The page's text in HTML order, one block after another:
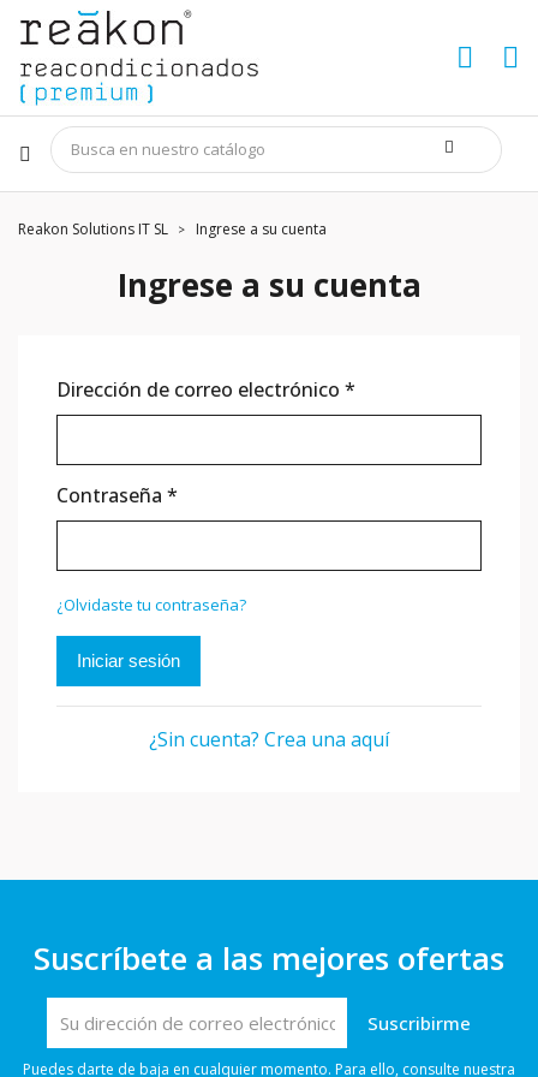
Reakon Solutions IT SL Ingrese a su cuenta
Ingrese a su cuenta
Dirección de correo electrónico *
Contraseña *
¿Olvidaste tu contraseña?
Iniciar sesión
¿Sin cuenta? Crea una aquí
Suscríbete a las mejores ofertas
Puedes darte de baja en cualquier momento. Para ello, consulte nuestra